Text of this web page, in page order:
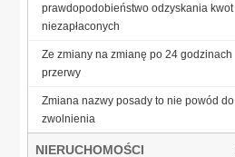
prawdopodobieństwo odzyskania kwot
niezapłaconych
Ze zmiany na zmianę po 24 godzinach
przerwy
Zmiana nazwy posady to nie powód do
zwolnienia
NIERUCHOMOŚCI